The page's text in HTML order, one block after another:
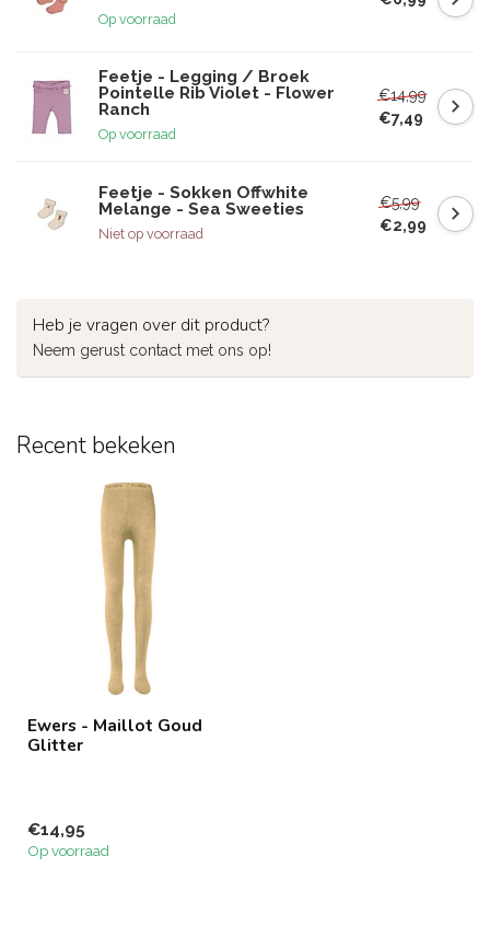
Op voorraad
Feetje - Legging / Broek
Pointelle Rib Violet - Flower
Ranch
Op voorraad
€14,99
€7,49
Feetje - Sokken Offwhite
Melange - Sea Sweeties
Niet op voorraad
€5,99
€2,99
Heb je vragen over dit product?
Neem gerust contact met ons op!
Recent bekeken
Ewers - Maillot Goud
Glitter
€14,95
Op voorraad